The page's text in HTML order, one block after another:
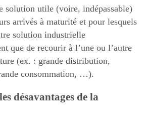
solution utile (voire, indépassable)
arrivés à maturité et pour lesquels
solution industrielle
que de recourir à l’une ou l’autre
(ex. : grande distribution,
consommation, …).
désavantages de la